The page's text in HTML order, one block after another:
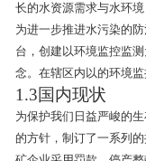
长的水资源需求与水环
为进一步推进水污染的
台，创建以环境监控监测
念。在辖区内以的环境
1.3国内现状
为保护我们日益严峻的
的方针，制订了一系列